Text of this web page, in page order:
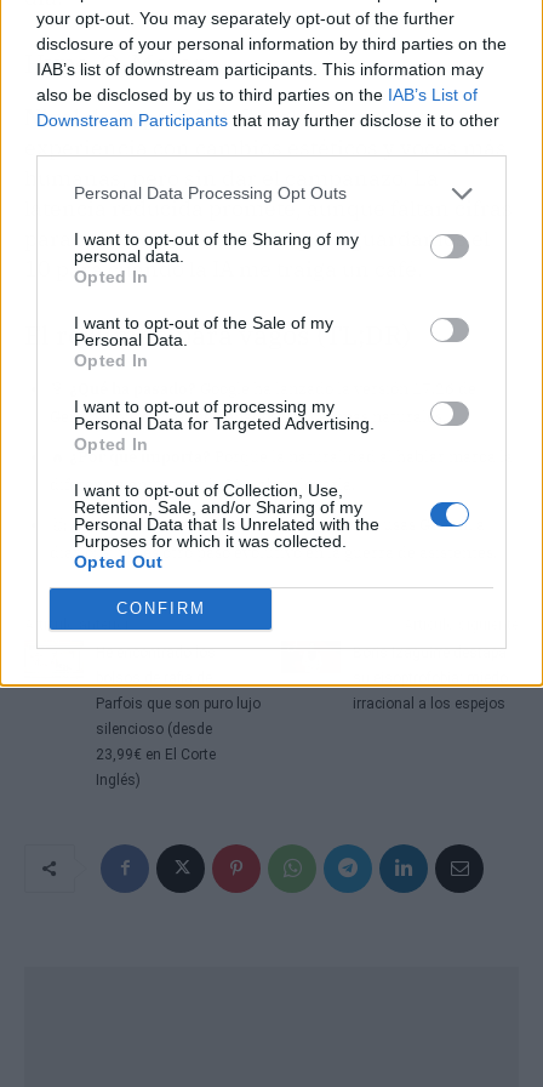
your opt-out. You may separately opt-out of the further
disclosure of your personal information by third parties on the
IAB’s list of downstream participants. This information may
also be disclosed by us to third parties on the IAB’s List of
Downstream Participants that may further disclose it to other
Personal Data Processing Opt Outs
I want to opt-out of the Sharing of my
personal data.
Opted In
I want to opt-out of the Sale of my
Personal Data.
Opted In
I want to opt-out of processing my
Personal Data for Targeted Advertising.
Opted In
I want to opt-out of Collection, Use,
Retention, Sale, and/or Sharing of my
Personal Data that Is Unrelated with the
Purposes for which it was collected.
Opted Out
CONFIRM
Hype-O-Meter
Nivel de hype: 7/10.Google refina la
latencia reducida promete, aunque faltan cifras
para celebrarlo. Está bien, pero guardamos el
10 para cuando la IA me traiga un café.
El resumen para vagos (TL;DR)
Gemini con iconos rediseñados y voces más naturales.
¿Por qué importa?
diferencia entre usar la IA o abandonarla.
¿Nos afecta o es solo un meme?Afecta si usas Gemini a
diario; si no, es otro paso evolutivo en la guerra de asistentes.
Artículo anterior
He encontrado los
Parfois que son puro lujo
silencioso (desde
23,99€ en El Corte
Inglés)
Boris Izaguirre destapa
irracional a los espejos